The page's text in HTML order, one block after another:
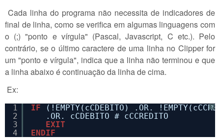
Cada linha do programa não necessita de indicadores de
final de linha, como se verifica em algumas linguagens com
o (;) "ponto e vírgula" (Pascal, Javascript, C etc.). Pelo
contrário, se o último caractere de uma linha no Clipper for
um "ponto e vírgula", indica que a linha não terminou e que
a linha abaixo é continuação da linha de cima.
Ex:
?
1
2
3
4
IF
(!EMPTY(cCDEBITO) .OR.
.OR. cCDEBITO # cCCREDITO
EXIT
ENDIF